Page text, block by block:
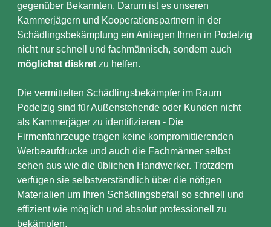
gegenüber Bekannten. Darum ist es unseren
Kammerjägern und Kooperationspartnern in der
Schädlingsbekämpfung ein Anliegen Ihnen in Podelzig
nicht nur schnell und fachmännisch, sondern auch
möglichst diskret zu helfen.
Die vermittelten Schädlingsbekämpfer im Raum
Podelzig sind für Außenstehende oder Kunden nicht
als Kammerjäger zu identifizieren - Die
Firmenfahrzeuge tragen keine kompromittierenden
Werbeaufdrucke und auch die Fachmänner selbst
sehen aus wie die üblichen Handwerker. Trotzdem
verfügen sie selbstverständlich über die nötigen
Materialien um Ihren Schädlingsbefall so schnell und
effizient wie möglich und absolut professionell zu
bekämpfen.